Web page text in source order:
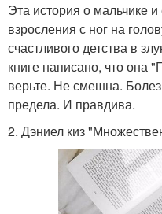
Эта история о мальчике
взросления с ног на
счастливого детства в
книге написано, что она
верьте. Не смешна.
предела. И правдива.
2. Дэниел киз